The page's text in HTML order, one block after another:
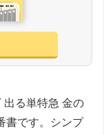
出る単特急 金の
書です。シンプ